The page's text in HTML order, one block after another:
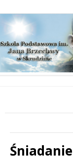
❚❚